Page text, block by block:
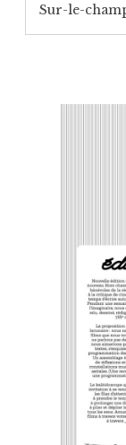
Sur-le-